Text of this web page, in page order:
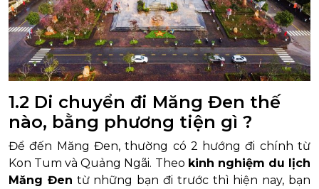
1.2 Di chuyển đi Măng Đen thế
nào, bằng phương tiện gì ?
Để đến Măng Đen, thường có 2 hướng đi chính từ
Kon Tum và Quảng Ngãi. Theo kinh nghiệm du lịch
Măng Đen từ những bạn đi trước thì hiện nay, bạn